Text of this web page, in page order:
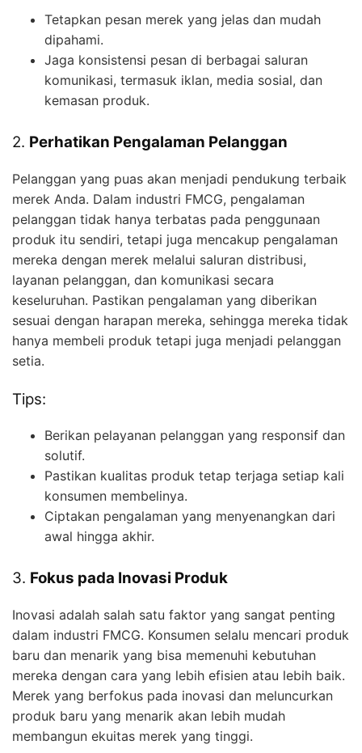
Tetapkan pesan merek yang jelas dan mudah
dipahami.
Jaga konsistensi pesan di berbagai saluran
komunikasi, termasuk iklan, media sosial, dan
kemasan produk.
2. Perhatikan Pengalaman Pelanggan
Pelanggan yang puas akan menjadi pendukung terbaik
merek Anda. Dalam industri FMCG, pengalaman
pelanggan tidak hanya terbatas pada penggunaan
produk itu sendiri, tetapi juga mencakup pengalaman
mereka dengan merek melalui saluran distribusi,
layanan pelanggan, dan komunikasi secara
keseluruhan. Pastikan pengalaman yang diberikan
sesuai dengan harapan mereka, sehingga mereka tidak
hanya membeli produk tetapi juga menjadi pelanggan
setia.
Tips:
Berikan pelayanan pelanggan yang responsif dan
solutif.
Pastikan kualitas produk tetap terjaga setiap kali
konsumen membelinya.
Ciptakan pengalaman yang menyenangkan dari
awal hingga akhir.
3. Fokus pada Inovasi Produk
Inovasi adalah salah satu faktor yang sangat penting
dalam industri FMCG. Konsumen selalu mencari produk
baru dan menarik yang bisa memenuhi kebutuhan
mereka dengan cara yang lebih efisien atau lebih baik.
Merek yang berfokus pada inovasi dan meluncurkan
produk baru yang menarik akan lebih mudah
membangun ekuitas merek yang tinggi.